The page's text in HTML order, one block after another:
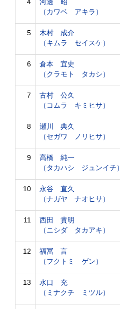
（カワベ アキラ）
5
木村 成介
（キムラ セイスケ）
6
倉本 宜史
（クラモト タカシ）
7
古村 公久
（コムラ キミヒサ）
8
瀬川 典久
（セガワ ノリヒサ）
9
高橋 純一
（タカハシ ジュンイチ）
10
永谷 直久
（ナガヤ ナオヒサ）
11
西田 貴明
（ニシダ タカアキ）
12
福冨 言
（フクトミ ゲン）
13
水口 充
（ミナクチ ミツル）